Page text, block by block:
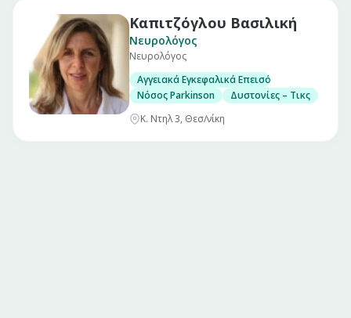
Καπιτζόγλου Βασιλική
Νευρολόγος
Νευρολόγος
Αγγειακά Εγκεφαλικά Επεισόδια
Νόσος Parkinson
Δυστονίες – Τικς
Κ. Ντηλ 3, Θεσ/νίκη